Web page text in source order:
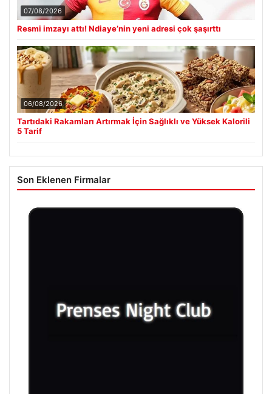
07/08/2026
Resmi imzayı attı! Ndiaye’nin yeni adresi çok şaşırttı
06/08/2026
Tartıdaki Rakamları Artırmak İçin Sağlıklı ve Yüksek Kalorili
5 Tarif
Son Eklenen Firmalar